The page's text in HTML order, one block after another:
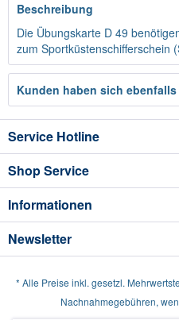
Beschreibung
Die Übungskarte D 49
zum Sportküstenschifferschein
Kunden haben sich
Service Hotline
Shop Service
Informationen
Newsletter
* Alle Preise inkl. gesetzl.
Nachnahmegebühren,